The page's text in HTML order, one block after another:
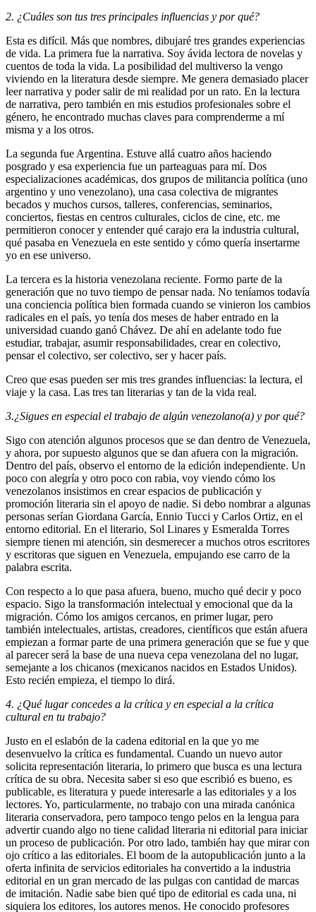
2. ¿Cuáles son tus tres principales influencias y por qué?
Esta es difícil. Más que nombres, dibujaré tres grandes experiencias
de vida. La primera fue la narrativa. Soy ávida lectora de novelas y
cuentos de toda la vida. La posibilidad del multiverso la vengo
viviendo en la literatura desde siempre. Me genera demasiado placer
leer narrativa y poder salir de mi realidad por un rato. En la lectura
de narrativa, pero también en mis estudios profesionales sobre el
género, he encontrado muchas claves para comprenderme a mí
misma y a los otros.
La segunda fue Argentina. Estuve allá cuatro años haciendo
posgrado y esa experiencia fue un parteaguas para mí. Dos
especializaciones académicas, dos grupos de militancia política (uno
argentino y uno venezolano), una casa colectiva de migrantes
becados y muchos cursos, talleres, conferencias, seminarios,
conciertos, fiestas en centros culturales, ciclos de cine, etc. me
permitieron conocer y entender qué carajo era la industria cultural,
qué pasaba en Venezuela en este sentido y cómo quería insertarme
yo en ese universo.
La tercera es la historia venezolana reciente. Formo parte de la
generación que no tuvo tiempo de pensar nada. No teníamos todavía
una conciencia política bien formada cuando se vinieron los cambios
radicales en el país, yo tenía dos meses de haber entrado en la
universidad cuando ganó Chávez. De ahí en adelante todo fue
estudiar, trabajar, asumir responsabilidades, crear en colectivo,
pensar el colectivo, ser colectivo, ser y hacer país.
Creo que esas pueden ser mis tres grandes influencias: la lectura, el
viaje y la casa. Las tres tan literarias y tan de la vida real.
3.¿Sigues en especial el trabajo de algún venezolano(a) y por qué?
Sigo con atención algunos procesos que se dan dentro de Venezuela,
y ahora, por supuesto algunos que se dan afuera con la migración.
Dentro del país, observo el entorno de la edición independiente. Un
poco con alegría y otro poco con rabia, voy viendo cómo los
venezolanos insistimos en crear espacios de publicación y
promoción literaria sin el apoyo de nadie. Si debo nombrar a algunas
personas serían Giordana García, Ennio Tucci y Carlos Ortiz, en el
entorno editorial. En el literario, Sol Linares y Esmeralda Torres
siempre tienen mi atención, sin desmerecer a muchos otros escritores
y escritoras que siguen en Venezuela, empujando ese carro de la
palabra escrita.
Con respecto a lo que pasa afuera, bueno, mucho qué decir y poco
espacio. Sigo la transformación intelectual y emocional que da la
migración. Cómo los amigos cercanos, en primer lugar, pero
también intelectuales, artistas, creadores, científicos que están afuera
empiezan a formar parte de una primera generación que se fue y que
al parecer será la base de una nueva cepa venezolana del no lugar,
semejante a los chicanos (mexicanos nacidos en Estados Unidos).
Esto recién empieza, el tiempo lo dirá.
4. ¿Qué lugar concedes a la crítica y en especial a la crítica
cultural en tu trabajo?
Justo en el eslabón de la cadena editorial en la que yo me
desenvuelvo la crítica es fundamental. Cuando un nuevo autor
solicita representación literaria, lo primero que busca es una lectura
crítica de su obra. Necesita saber si eso que escribió es bueno, es
publicable, es literatura y puede interesarle a las editoriales y a los
lectores. Yo, particularmente, no trabajo con una mirada canónica
literaria conservadora, pero tampoco tengo pelos en la lengua para
advertir cuando algo no tiene calidad literaria ni editorial para iniciar
un proceso de publicación. Por otro lado, también hay que mirar con
ojo crítico a las editoriales. El boom de la autopublicación junto a la
oferta infinita de servicios editoriales ha convertido a la industria
editorial en un gran mercado de las pulgas con cantidad de marcas
de imitación. Nadie sabe bien qué tipo de editorial es cada una, ni
siquiera los editores, los autores menos. He conocido profesores